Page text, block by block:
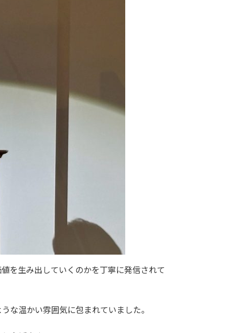
を生み出していくのかを丁寧に発信されて
な温かい雰囲気に包まれていました。